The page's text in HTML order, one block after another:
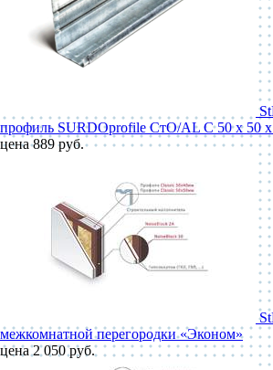
профиль SURDOprofile СтО/AL С 50 x 50 x
цена 889 руб.
межкомнатной перегородки «Эконом»
цена 2 050 руб.